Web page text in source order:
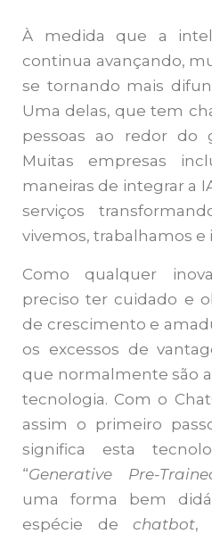
À medida que a
continua avançando,
se tornando mais
Uma delas, que tem
pessoas ao redor do
Muitas empresas
maneiras de integrar a
serviços
vivemos, trabalhamos e
Como qualquer
preciso ter cuidado e
de crescimento e
os excessos de
que normalmente são
tecnologia. Com o
assim o primeiro
significa esta
“Generative Pre-
uma forma bem
espécie dechatbot,